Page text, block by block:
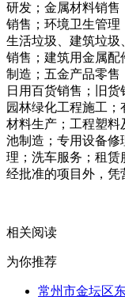
研发；金属材料销售
销售；环境卫生管理
生活垃圾、建筑垃圾
销售；建筑用金属配
制造；五金产品零售
日用百货销售；旧货
园林绿化工程施工
材料生产；工程塑料
池制造；专用设备修
理；洗车服务；租赁
经批准的项目外，凭
相关阅读
为你推荐
常州市金坛区